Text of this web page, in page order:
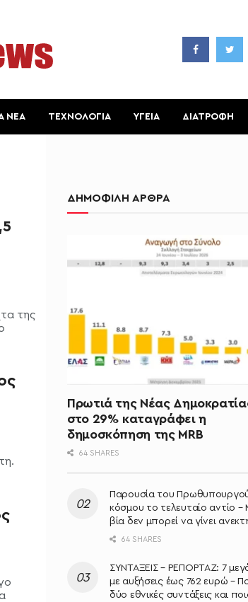
ΝΕΑ ΤΕΧΝΟΛΟΓΙΑ ΥΓΕΙΑ ΔΙΑΤΡΟΦΗ
της
ΔΗΜΟΦΙΛΗ ΑΡΘΡΑ
Πρωτιά της Νέας
στο 29% καταγράφει η
δημοσκόπηση της MRB
64 SHARES
Παρουσία του
κόσμου το τελευταίο αντίο –
βία δεν μπορεί να γίνει
64 SHARES
ΣΥΝΤΑΞΕΙΣ – ΡΕΠΟΡΤΑΖ: 7
με αυξήσεις έως 762 ευρώ –
δύο εθνικές συντάξεις και